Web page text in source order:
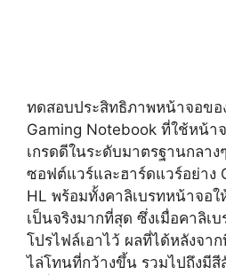
ทดสอบประสิทธิภาพหน้าจอขอ
Gaming Notebook ที่ใช้หน้า
เกรดดีในระดับมาตรฐานกลาง
ซอฟต์แวร์และฮาร์ดแวร์อย่าง
HL พร้อมทั้งคาลิเบรทหน้าจอ
เป็นจริงมากที่สุด ซึ่งเมื่อคาลิเบ
โปรไฟล์เอาไว้ ผลที่ได้หลังจา
ไล่โทนที่กว้างขึ้น รวมไปถึงมี